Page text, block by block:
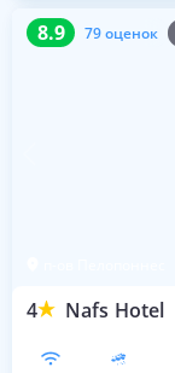
8.9 79 оценок
4 Nafs Hotel
8.9 79 оценок